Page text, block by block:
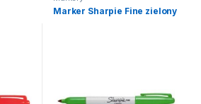
Marker Sharpie Fine zielony